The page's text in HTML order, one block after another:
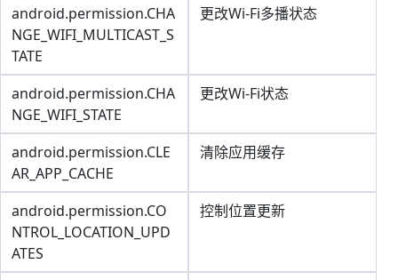
android.permission.CHA
NGE_WIFI_MULTICAST_S
TATE
更改Wi-Fi多播状态
android.permission.CHA
NGE_WIFI_STATE
更改Wi-Fi状态
android.permission.CLE
AR_APP_CACHE
清除应用缓存
android.permission.CO
NTROL_LOCATION_UPD
ATES
控制位置更新